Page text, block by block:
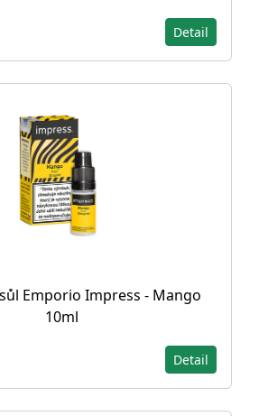
Detail
Emporio Impress - Mango
10ml
Detail